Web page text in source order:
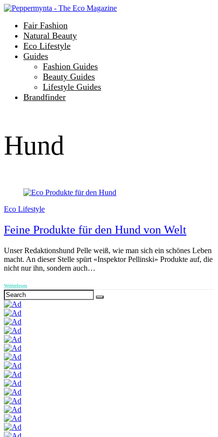
Fair Fashion
Natural Beauty
Eco Lifestyle
Guides
Fashion Guides
Beauty Guides
Lifestyle Guides
Brandfinder
Hund
Eco Lifestyle
Feine Produkte für den Hund von Welt
Unser Redaktionshund Pelle weiß, wie man sich ein schönes Leben
macht. An dieser Stelle spürt «Inspektor Pellinski» Produkte auf, die
nicht nur ihn, sondern auch…
Weiterlesen